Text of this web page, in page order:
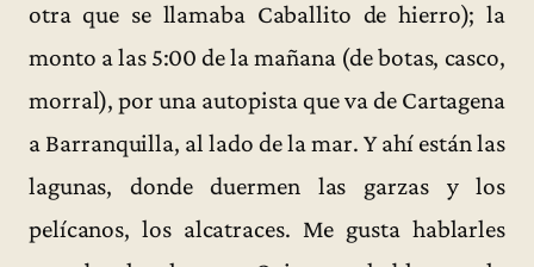
otra que se llamaba Caballito de hierro); la
monto a las 5:00 de la mañana (de botas, casco,
morral), por una autopista que va de Cartagena
a Barranquilla, al lado de la mar. Y ahí están las
lagunas, donde duermen las garzas y los
pelícanos, los alcatraces. Me gusta hablarles